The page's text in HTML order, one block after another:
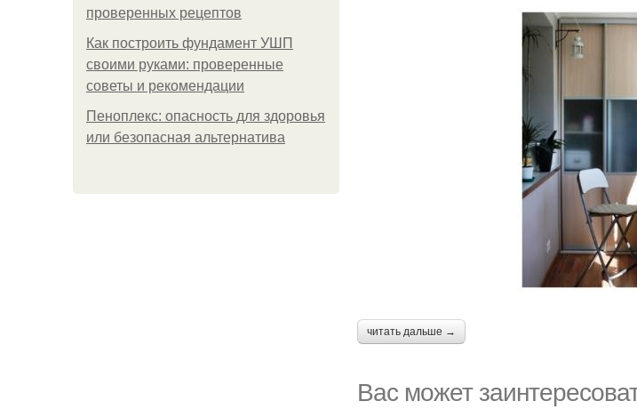
проверенных рецептов
Как построить фундамент УШП
своими руками: проверенные
советы и рекомендации
Пеноплекс: опасность для здоровья
или безопасная альтернатива
читать дальше →
Вас может